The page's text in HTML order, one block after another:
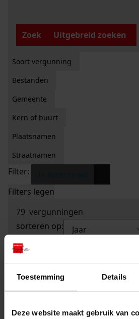
Toestemming Details
Deze website maakt gebruik van
Zoek
Uitgebreid zoeken
Soort vergunning
Bestanden
Gemeente
Kern of buurt
Plaatsnamen
Straatnamen
Filter:
Filters legen
79 vergunningen
sorteren op: